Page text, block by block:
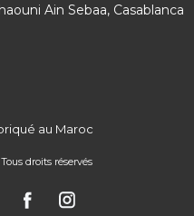
Ain Sebaa, Casablanca
au Maroc
droits réservés